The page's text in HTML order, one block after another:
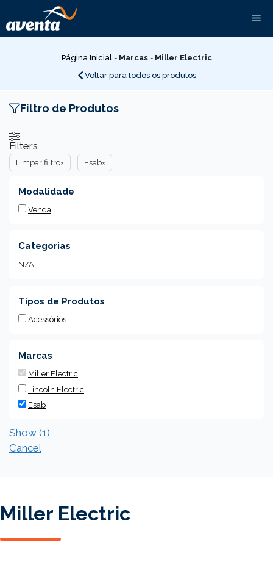
para
o
Página Inicial- Marcas- Miller Electric
Voltar para todos os produtos
Miller Electric
Filtro de Produtos
Filters
Limpar filtro× Esab×
Modalidade
Venda
Categorias
N/A
Tipos de Produtos
Acessórios
Marcas
Miller Electric
Lincoln Electric
Esab
Show (1)
Cancel